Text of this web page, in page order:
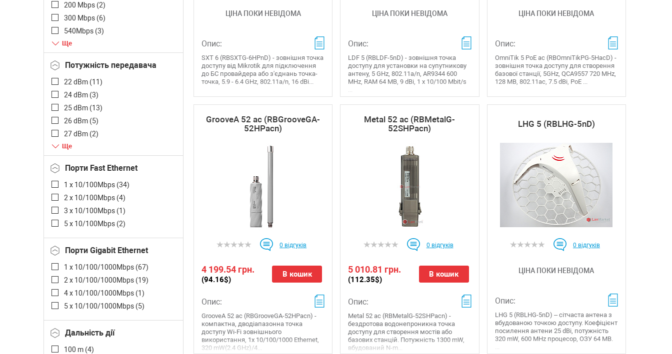
200 Mbps (2)
300 Mbps (6)
540Mbps (3)
600 Mbps (
1 Gbps (3)
1167 Mbps (
1.2 Gbps (3
1300 Mbps (
1750 Mbps (
1800 Mbps (
2 Gbps (
Потужність передавача
22 dBm (11)
24 dBm (3)
25 dBm (13)
26 dBm (5)
27 dBm (2)
28 dBm (
30 dBm ( 12)
31 dBm (10)
32 dBm (2)
33 dBm (1)
Порти Fast Ethernet
1 x 10/100Mbps (34)
2 x 10/100Mbps (4)
3 x 10/100Mbps (1)
5 x 10/100Mbps (2)
Порти Gigabit Ethernet
1 x 10/100/1000Mbps (67)
2 x 10/100/1000Mbps (19)
4 x 10/100/1000Mbps (1)
5 x 10/100/1000Mbps (5)
Дальність дії
100 m (4)
ЦІНА ПОКИ НЕВІДОМА
Опис:
SXT 6 (RBSXTG-6HPnD) - зовнішня точка
доступу від Mikrotik для підключення
до БС провайдера або з'єднань точка-
точка, 5.9 - 6.4 GHz, 802.11a/n, 16 dBi...
ЦІНА ПОКИ НЕВІДОМА
Опис:
LDF 5 (RBLDF-5nD) - зовнішня точка
доступу для установки на супутникову
антену, 5 GHz, 802.11a/n, AR9344 600
MHz, RAM 64 MB, 9 dBi, 1 x 10/100 Mbit/s
ЦІНА ПОКИ НЕВІДОМА
Опис:
OmniTik 5 PoE ac (RBOmniTikPG-5HacD) -
зовнішня точка доступу для створення
базової станції, 5GHz, QCA9557 720 MHz,
128 MB, 802.11ac, 7.5 dBi, PoE ...
GrooveA 52 ac (RBGrooveGA-
52HPacn)
0 відгуків
4 199.54 грн.
(94.16$)
В кошик
Опис:
GrooveA 52 ac (RBGrooveGA-52HPacn) -
компактна, дводіапазонна точка
доступу Wi-Fi зовнішнього
використання, 1x 10/100/1000 Ethernet,
320 mW(2.4 GHz)/4...
Metal 52 ac (RBMetalG-
52SHPacn)
0 відгуків
5 010.81 грн.
(112.35$)
В кошик
Опис:
Metal 52 ac (RBMetalG-52SHPacn) -
бездротова водонепроникна точка
доступу для створення мостів або
базових станцій. Потужність 1300 mW,
вбудований N-m...
LHG 5 (RBLHG-5nD)
0 відгуків
ЦІНА ПОКИ НЕВІДОМА
Опис:
LHG 5 (RBLHG-5nD) – сітчаста антена з
вбудованою точкою доступу. Коефіцієнт
посилення антени 25 dBi, потужність
320 mW, 600 MHz процесор, ОЗУ 64 MB.